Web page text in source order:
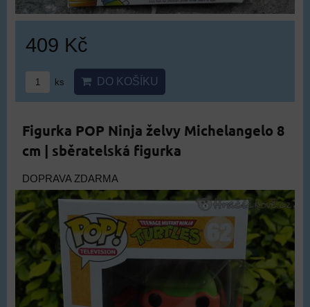
409 Kč
ks DO KOŠÍKU
Figurka POP Ninja želvy Michelangelo 8
cm | sběratelská figurka
DOPRAVA ZDARMA